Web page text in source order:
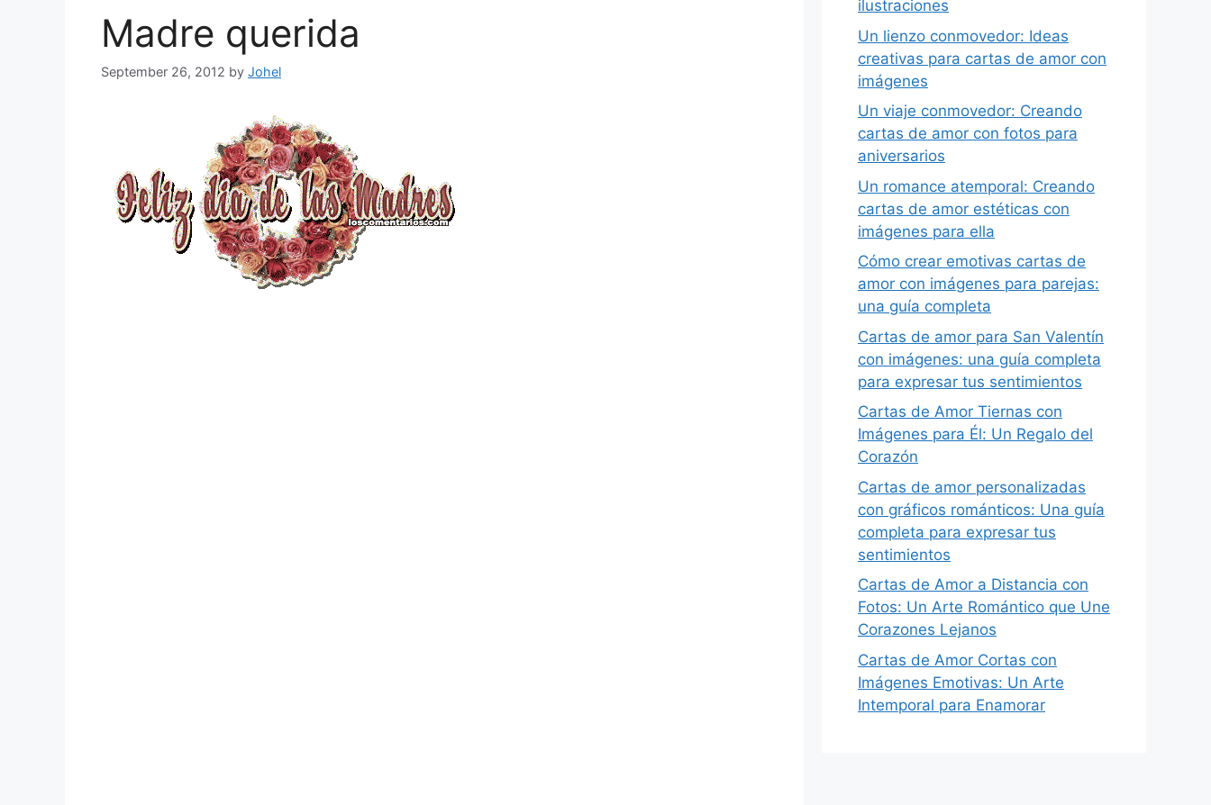
Madre querida
September 26, 2012 by Johel
ilustraciones
Un lienzo conmovedor: Ideas
creativas para cartas de amor con
imágenes
Un viaje conmovedor: Creando
cartas de amor con fotos para
aniversarios
Un romance atemporal: Creando
cartas de amor estéticas con
imágenes para ella
Cómo crear emotivas cartas de
amor con imágenes para parejas:
una guía completa
Cartas de amor para San Valentín
con imágenes: una guía completa
para expresar tus sentimientos
Cartas de Amor Tiernas con
Imágenes para Él: Un Regalo del
Corazón
Cartas de amor personalizadas
con gráficos románticos: Una guía
completa para expresar tus
sentimientos
Cartas de Amor a Distancia con
Fotos: Un Arte Romántico que Une
Corazones Lejanos
Cartas de Amor Cortas con
Imágenes Emotivas: Un Arte
Intemporal para Enamorar